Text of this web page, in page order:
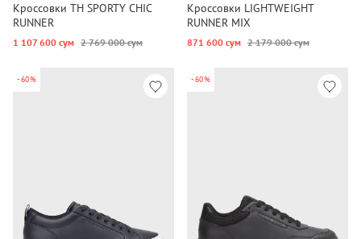
Кроссовки TH SPORTY CHIC
RUNNER
1 107 600 сум 2 769 000 сум
Кроссовки LIGHTWEIGHT
RUNNER MIX
871 600 сум 2 179 000 сум
-60% -60%